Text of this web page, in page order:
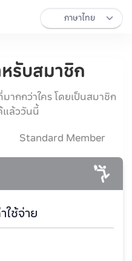
รับสมาชิก
ากกว่าใคร โดยเป็นสมาชิก
แล้ววันนี้
Standard Member
ช้จ่าย